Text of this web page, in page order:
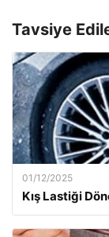
Tavsiye
01/12/2025
Kış Lastiği